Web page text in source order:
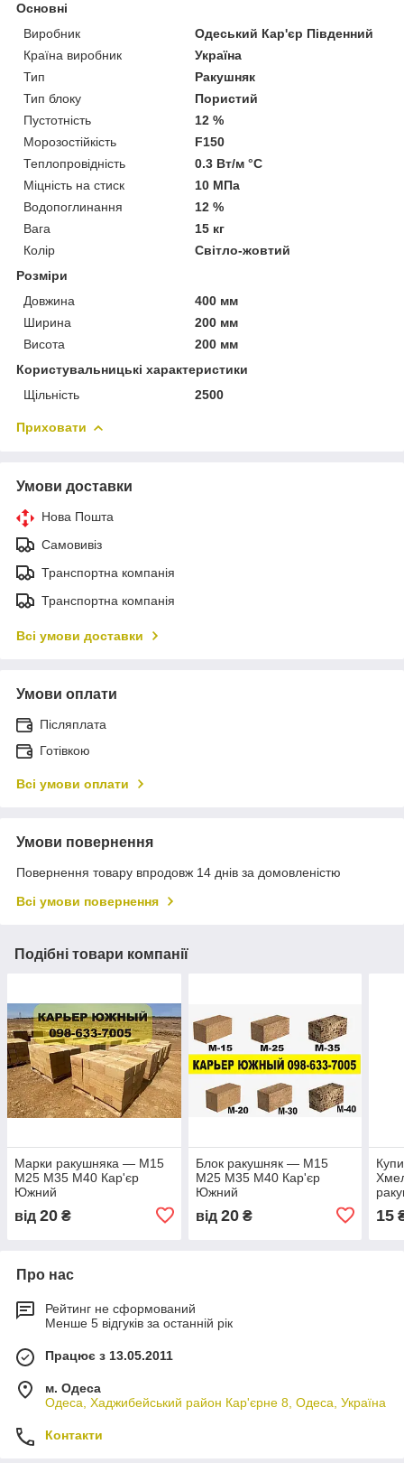
Основні
Виробник
Одеський Кар'єр Південний
Країна виробник
Україна
Тип
Ракушняк
Тип блоку
Пористий
Пустотність
12 %
Морозостійкість
F150
Теплопровідність
0.3 Вт/м °С
Міцність на стиск
10 МПа
Водопоглинання
12 %
Вага
15 кг
Колір
Світло-жовтий
Розміри
Довжина
400 мм
Ширина
200 мм
Висота
200 мм
Користувальницькі характеристики
Щільність
2500
Приховати
Умови доставки
Нова Пошта
Самовивіз
Транспортна компанія
Транспортна компанія
Всі умови доставки
Умови оплати
Післяплата
Готівкою
Всі умови оплати
Умови повернення
Повернення товару впродовж 14 днів за домовленістю
Всі умови повернення
Подібні товари компанії
Марки ракушняка — М15
М25 М35 М40 Кар'єр
Южний
від 20 ₴
Блок ракушняк — М15
М25 М35 М40 Кар'єр
Южний
від 20₴ 15
Про нас
Рейтинг не сформований
Менше 5 відгуків за останній рік
Працює з 13.05.2011
м. Одеса
Одеса, Хаджибейський район Кар'єрне 8, Одеса, Україна
Контакти